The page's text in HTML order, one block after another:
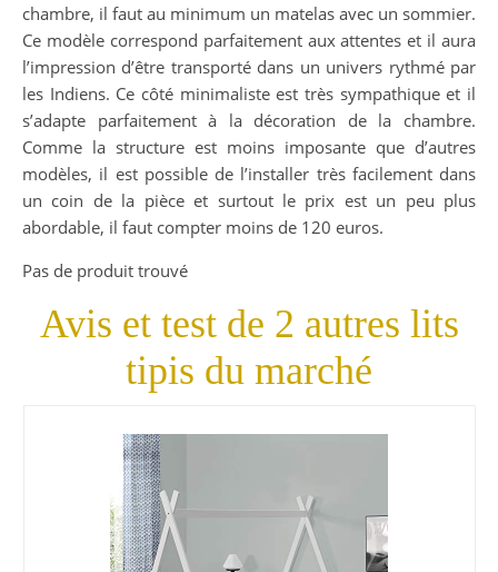
chambre, il faut au minimum un matelas avec un sommier.
Ce modèle correspond parfaitement aux attentes et il aura
l’impression d’être transporté dans un univers rythmé par
les Indiens. Ce côté minimaliste est très sympathique et il
s’adapte parfaitement à la décoration de la chambre.
Comme la structure est moins imposante que d’autres
modèles, il est possible de l’installer très facilement dans
un coin de la pièce et surtout le prix est un peu plus
abordable, il faut compter moins de 120 euros.
Pas de produit trouvé
Avis et test de 2 autres lits
tipis du marché